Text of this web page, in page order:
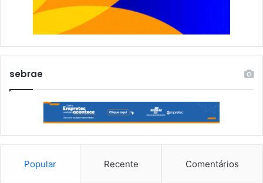
sebrae
Popular Recente Comentários